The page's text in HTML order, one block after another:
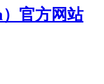
官方网站